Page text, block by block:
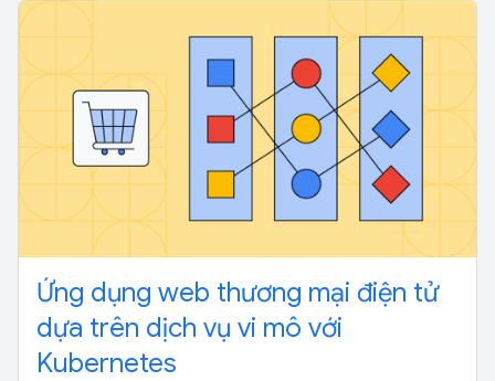
Ứng dụng web thương mại điện tử
dựa trên dịch vụ vi mô với
Kubernetes